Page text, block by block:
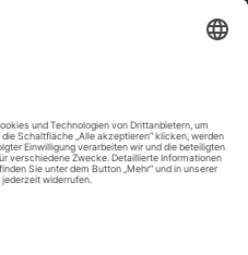
Social Plugins-
laden!
Social Plugins, um